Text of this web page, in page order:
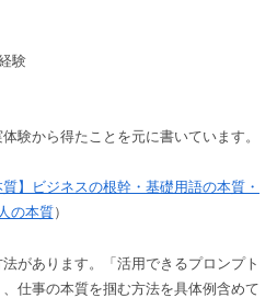
験
験から得たことを元に書いています。
質】ビジネスの根幹・基礎用語の本質・
人の本質）
があります。「活用できるプロンプト
仕事の本質を掴む方法を具体例含めて